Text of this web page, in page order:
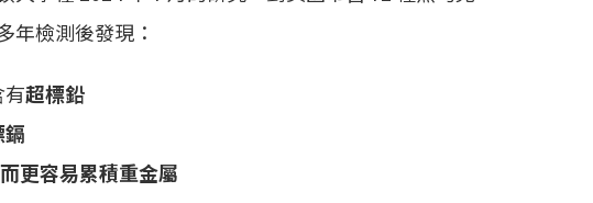
年檢測後發現：
超標鉛
更容易累積重金屬